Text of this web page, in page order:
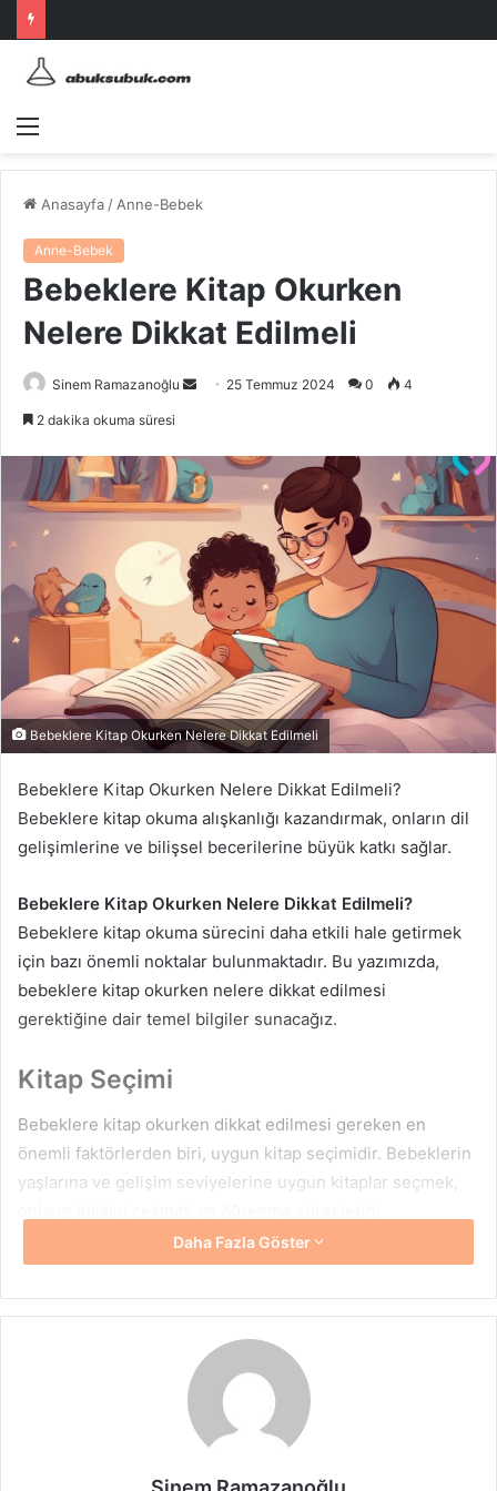
Menü
Anasayfa / Anne-Bebek
Anne-Bebek
Bebeklere Kitap Okurken
Nelere Dikkat Edilmeli
Sinem Ramazanoğlu
Bir
göndermek
25 Temmuz 2024 0 4
2 dakika okuma süresi
Bebeklere Kitap Okurken Nelere Dikkat Edilmeli
Bebeklere Kitap Okurken Nelere Dikkat Edilmeli?
Bebeklere kitap okuma alışkanlığı kazandırmak, onların dil
gelişimlerine ve bilişsel becerilerine büyük katkı sağlar.
Bebeklere Kitap Okurken Nelere Dikkat Edilmeli?
Bebeklere kitap okuma sürecini daha etkili hale getirmek
için bazı önemli noktalar bulunmaktadır. Bu yazımızda,
bebeklere kitap okurken nelere dikkat edilmesi
gerektiğine dair temel bilgiler sunacağız.
Kitap Seçimi
Bebeklere kitap okurken dikkat edilmesi gereken en
önemli faktörlerden biri, uygun kitap seçimidir. Bebeklerin
yaşlarına ve gelişim seviyelerine uygun kitaplar seçmek,
desteklemek açısından kritiktir. İşte kitap seçerken göz
önünde bulundurulması gereken bazı unsurlar:
genellikle kalın karton sayfalardan yapılmıştır. Bu kitaplar,
bebeklerin sayfaları rahatça çevirmesine olanak tanır ve
dayanıklıdır. Ayrıca, renkli ve büyük resimler içeren
kitaplar, bebeklerin dikkatini çeker ve görsel gelişimlerini
Daha Fazla Göster